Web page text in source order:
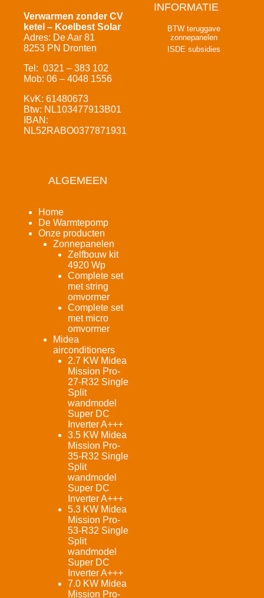
Verwarmen zonder CV
ketel – Koelbest Solar
Adres: De Aar 81
8253 PN Dronten
Tel: 0321 – 383 102
Mob: 06 – 4048 1556
KvK: 61480673
Btw: NL103477913B01
IBAN:
NL52RABO0377871931
INFORMATIE
BTW teruggave
zonnepanelen
ISDE subsidies
ALGEMEEN
Home
De Warmtepomp
Onze producten
Zonnepanelen
Zelfbouw kit
4920 Wp
Complete set
met string
omvormer
Complete set
met micro
omvormer
Midea
airconditioners
2.7 KW Midea
Mission Pro-
27-R32 Single
Split
wandmodel
Super DC
Inverter A+++
3.5 KW Midea
Mission Pro-
35-R32 Single
Split
wandmodel
Super DC
Inverter A+++
5.3 KW Midea
Mission Pro-
53-R32 Single
Split
wandmodel
Super DC
Inverter A+++
7.0 KW Midea
Mission Pro-